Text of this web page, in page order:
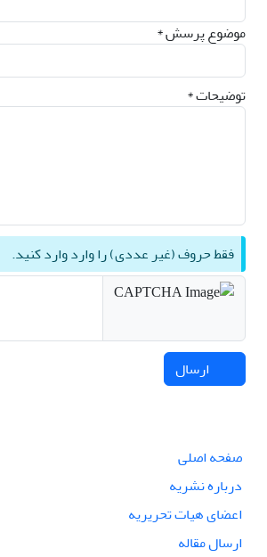
موضوع پرسش *
توضیحات *
فقط حروف (غیر عددی) را وارد وارد کنید.
ارسال
صفحه اصلی
درباره نشریه
اعضای هیات تحریریه
ارسال مقاله